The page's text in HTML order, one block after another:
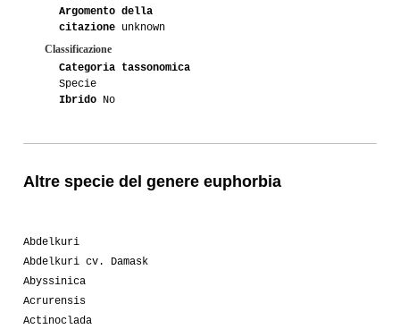
Argomento della
citazione unknown
Classificazione
Categoria tassonomica
Specie
Ibrido No
Altre specie del genere euphorbia
Abdelkuri
Abdelkuri cv. Damask
Abyssinica
Acrurensis
Actinoclada